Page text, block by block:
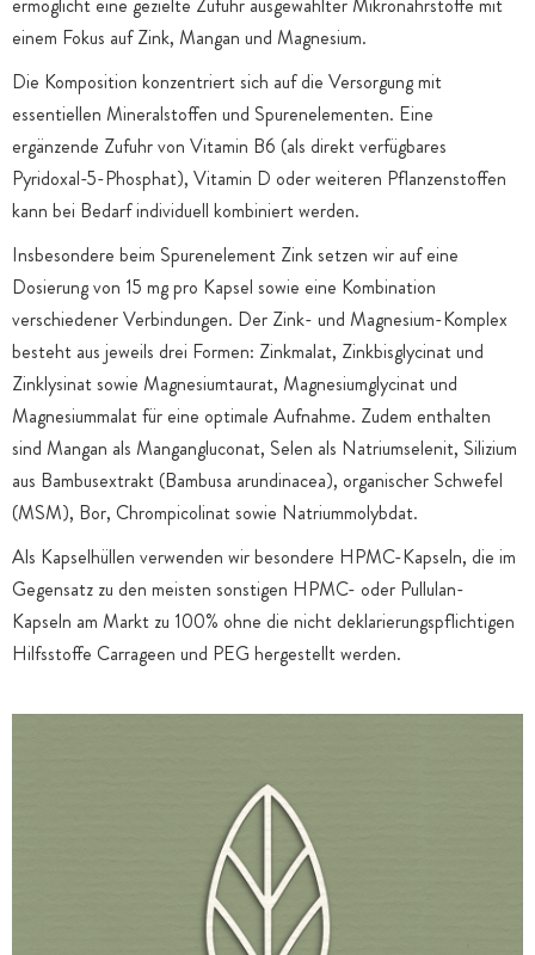
einem Fokus auf Zink, Mangan und Magnesium.
Die Komposition konzentriert sich auf die Versorgung mit
essentiellen Mineralstoffen und Spurenelementen. Eine
ergänzende Zufuhr von Vitamin B6 (als direkt verfügbares
Pyridoxal-5-Phosphat), Vitamin D oder weiteren Pflanzenstoffen
kann bei Bedarf individuell kombiniert werden.
Insbesondere beim Spurenelement Zink setzen wir auf eine
Dosierung von 15 mg pro Kapsel sowie eine Kombination
verschiedener Verbindungen. Der Zink- und Magnesium-Komplex
besteht aus jeweils drei Formen: Zinkmalat, Zinkbisglycinat und
Zinklysinat sowie Magnesiumtaurat, Magnesiumglycinat und
Magnesiummalat für eine optimale Aufnahme. Zudem enthalten
sind Mangan als Mangangluconat, Selen als Natriumselenit, Silizium
aus Bambusextrakt (Bambusa arundinacea), organischer Schwefel
(MSM), Bor, Chrompicolinat sowie Natriummolybdat.
Als Kapselhüllen verwenden wir besondere HPMC-Kapseln, die im
Gegensatz zu den meisten sonstigen HPMC- oder Pullulan-
Kapseln am Markt zu 100% ohne die nicht deklarierungspflichtigen
Hilfsstoffe Carrageen und PEG hergestellt werden.